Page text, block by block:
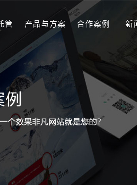
管 产品与方案 合作案例 新